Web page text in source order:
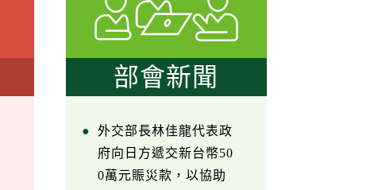
部會新聞
外交部長林佳龍代表政
府向日方遞交新台幣50
0萬元賑災款，以協助